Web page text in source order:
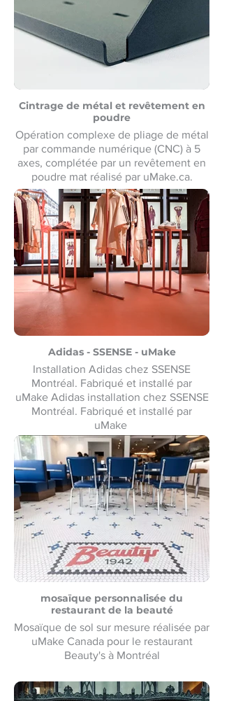
Cintrage de métal et revêtement en
poudre
Opération complexe de pliage de métal
par commande numérique (CNC) à 5
axes, complétée par un revêtement en
poudre mat réalisé par uMake.ca.
Adidas - SSENSE - uMake
Installation Adidas chez SSENSE
Montréal. Fabriqué et installé par
uMake Adidas installation chez SSENSE
Montréal. Fabriqué et installé par
uMake
mosaïque personnalisée du
restaurant de la beauté
Mosaïque de sol sur mesure réalisée par
uMake Canada pour le restaurant
Beauty's à Montréal